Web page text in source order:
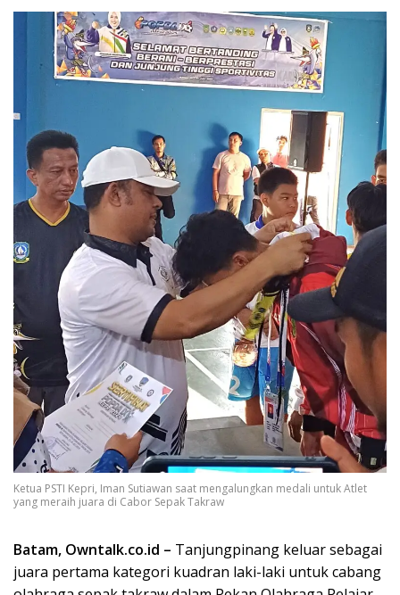
Ketua PSTI Kepri, Iman Sutiawan saat mengalungkan medali untuk Atlet
yang meraih juara di Cabor Sepak Takraw
Batam, Owntalk.co.id – Tanjungpinang keluar sebagai
juara pertama kategori kuadran laki-laki untuk cabang